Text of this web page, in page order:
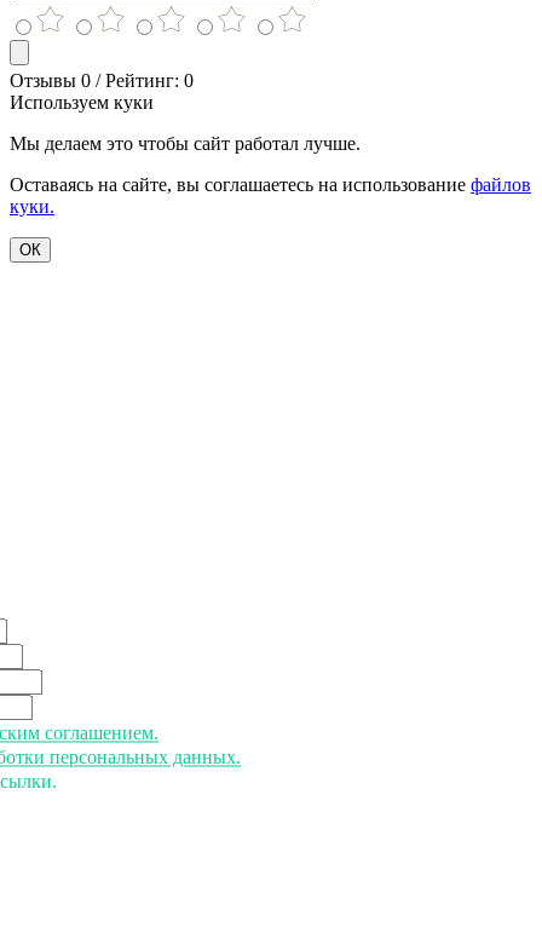
Отзывы 0 / Рейтинг: 0
Используем куки
Мы делаем это чтобы сайт работал лучше.
Оставаясь на сайте, вы соглашаетесь на использование файлов
куки.
ОК
соглашением.
персональных данных.